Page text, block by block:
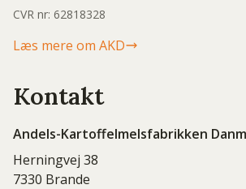
CVR nr: 62818328
Læs mere om AKD
Kontakt
Andels-Kartoffelmelsfabrikken
Herningvej 38
7330 Brande